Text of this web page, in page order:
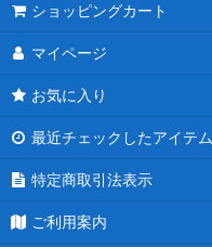
ショッピングカート
マイページ
お気に入り
最近チェックしたアイテム
特定商取引法表示
ご利用案内